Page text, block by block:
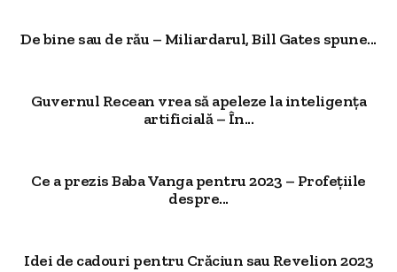
De bine sau de rău – Miliardarul, Bill Gates spune...
Guvernul Recean vrea să apeleze la inteligența
artificială – În...
Ce a prezis Baba Vanga pentru 2023 – Profețiile
despre...
Idei de cadouri pentru Crăciun sau Revelion 2023